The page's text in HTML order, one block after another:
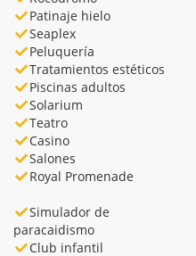
Patinaje hielo
Seaplex
Peluquería
Tratamientos estéticos
Piscinas adultos
Solarium
Teatro
Casino
Salones
Royal Promenade
Simulador de
paracaidismo
Club infantil